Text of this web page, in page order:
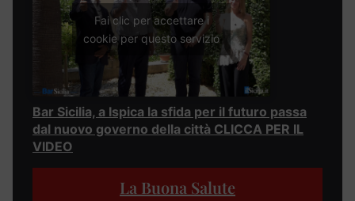
Fai clic per accettare i
cookie per questo servizio
Bar Sicilia, a Ispica la sfida per il futuro passa
dal nuovo governo della città CLICCA PER IL
VIDEO
La Buona Salute